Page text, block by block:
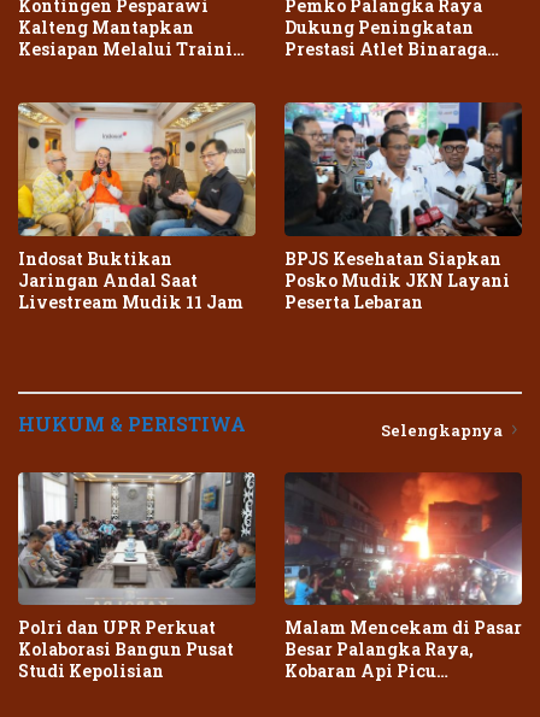
Kontingen Pesparawi
Kalteng Mantapkan
Kesiapan Melalui Training
Pemko Palangka Raya
Dukung Peningkatan
Prestasi Atlet Binaraga
Indosat Buktikan
Jaringan Andal Saat
Livestream Mudik 11 Jam
BPJS Kesehatan Siapkan
Posko Mudik JKN Layani
Peserta Lebaran
HUKUM & PERISTIWA Selengkapnya
Polri dan UPR Perkuat
Kolaborasi Bangun Pusat
Studi Kepolisian
Malam Mencekam di Pasar
Besar Palangka Raya,
Kobaran Api Picu